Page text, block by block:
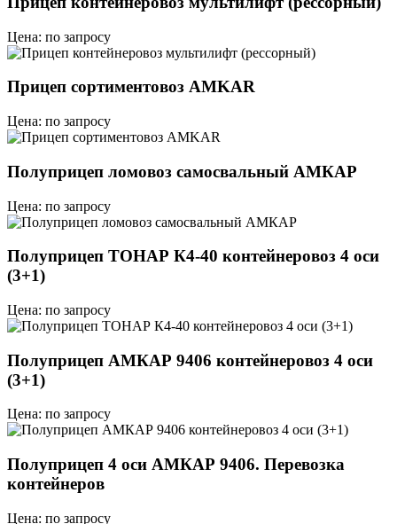
Цена: по запросу
Прицеп сортиментовоз AMKAR
Цена: по запросу
Полуприцеп ломовоз самосвальный АМКАР
Цена: по запросу
Полуприцеп ТОНАР К4-40 контейнеровоз 4 оси
(3+1)
Цена: по запросу
Полуприцеп АМКАР 9406 контейнеровоз 4 оси
(3+1)
Цена: по запросу
Полуприцеп 4 оси АМКАР 9406. Перевозка
контейнеров
Цена: по запросу